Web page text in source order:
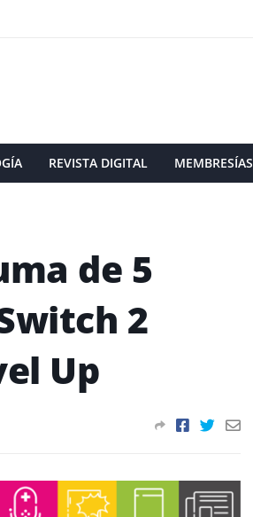
REVISTA DIGITAL MEMBRESÍAS
de 5
2
Up